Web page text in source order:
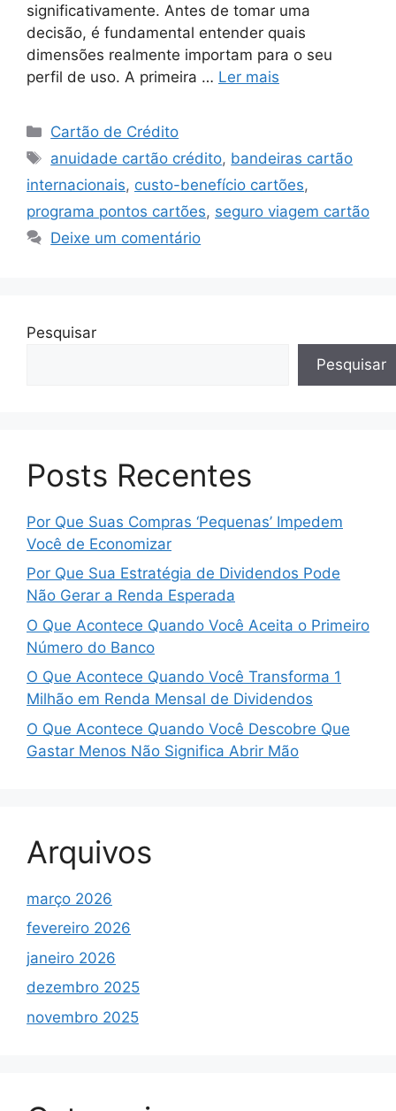
significativamente. Antes de tomar uma
decisão, é fundamental entender quais
dimensões realmente importam para o seu
perfil de uso. A primeira … Ler mais
Categorias
Cartão de Crédito
Tags
anuidade cartão crédito, bandeiras cartão
internacionais, custo-benefício cartões,
programa pontos cartões, seguro viagem cartão
Deixe um comentário
Pesquisar
Pesquisar
Posts Recentes
Por Que Suas Compras ‘Pequenas’ Impedem
Você de Economizar
Por Que Sua Estratégia de Dividendos Pode
Não Gerar a Renda Esperada
O Que Acontece Quando Você Aceita o Primeiro
Número do Banco
O Que Acontece Quando Você Transforma 1
Milhão em Renda Mensal de Dividendos
O Que Acontece Quando Você Descobre Que
Gastar Menos Não Significa Abrir Mão
Arquivos
março 2026
fevereiro 2026
janeiro 2026
dezembro 2025
novembro 2025